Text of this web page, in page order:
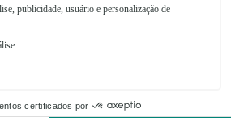
para todas as encomendas
17 horas.